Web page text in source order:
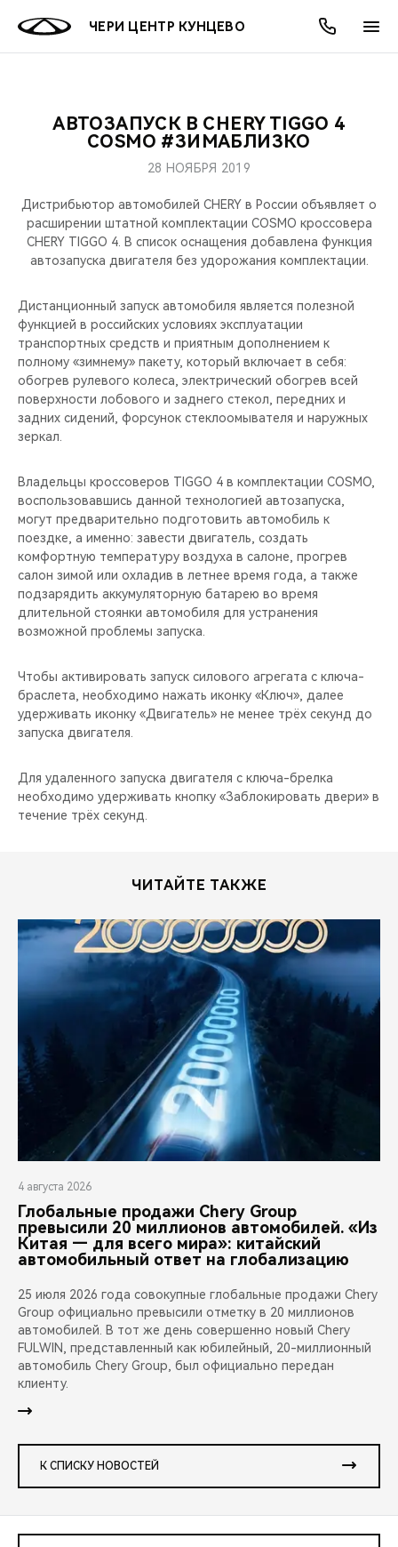
ЧЕРИ ЦЕНТР КУНЦЕВО
МОДЕЛИ
КРОССОВЕРЫ
НОВИНКИ
ПОКУПАТЕЛЯМ
КРЕДИТ И СТРАХОВАНИЕ
ВЛАДЕЛЬЦАМ
ЗАПЧАСТИ И АКСЕССУАРЫ
ПОДДЕРЖКА
CHERY CONNECT
МИР CHERY
О БРЕНДЕ
CHERY В СОЦСЕТЯХ
ЛЮДИ CHERY
CHERY REMOTE
CHERY И СПОРТ
НАШИ МЕРОПРИЯТИЯ
ВИДЕООБЗОРЫ
CHERY ДЛЯ ДЕТЕЙ
АКЦИИ
ОНЛАЙН СЕРВИСЫ
КРЕДИТ
О КОМПАНИИ
МЫ В СОЦСЕТЯХ
АВТОЗАПУСК В CHERY TIGGO 4
COSMO #ЗИМАБЛИЗКО
28 НОЯБРЯ 2019
Дистрибьютор автомобилей CHERY в России объявляет о
расширении штатной комплектации COSMO кроссовера
CHERY TIGGO 4. В список оснащения добавлена функция
автозапуска двигателя без удорожания комплектации.
Дистанционный запуск автомобиля является полезной
функцией в российских условиях эксплуатации
транспортных средств и приятным дополнением к
полному «зимнему» пакету, который включает в себя:
обогрев рулевого колеса, электрический обогрев всей
поверхности лобового и заднего стекол, передних и
задних сидений, форсунок стеклоомывателя и наружных
зеркал.
Владельцы кроссоверов TIGGO 4 в комплектации COSMO,
воспользовавшись данной технологией автозапуска,
могут предварительно подготовить автомобиль к
поездке, а именно: завести двигатель, создать
комфортную температуру воздуха в салоне, прогрев
салон зимой или охладив в летнее время года, а также
подзарядить аккумуляторную батарею во время
длительной стоянки автомобиля для устранения
возможной проблемы запуска.
Чтобы активировать запуск силового агрегата с ключа-
браслета, необходимо нажать иконку «Ключ», далее
удерживать иконку «Двигатель» не менее трёх секунд до
запуска двигателя.
Для удаленного запуска двигателя с ключа-брелка
необходимо удерживать кнопку «Заблокировать двери» в
течение трёх секунд.
ЧИТАЙТЕ ТАКЖЕ
4 августа 2026
Глобальные продажи Chery Group
превысили 20 миллионов автомобилей. «Из
Китая — для всего мира»: китайский
автомобильный ответ на глобализацию
25 июля 2026 года совокупные глобальные продажи Chery
Group официально превысили отметку в 20 миллионов
автомобилей. В тот же день совершенно новый Chery
FULWIN, представленный как юбилейный, 20-миллионный
автомобиль Chery Group, был официально передан
клиенту.
К СПИСКУ НОВОСТЕЙ